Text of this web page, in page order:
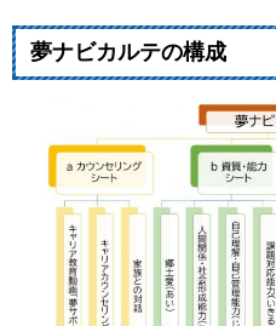
夢ナビカルテの構成